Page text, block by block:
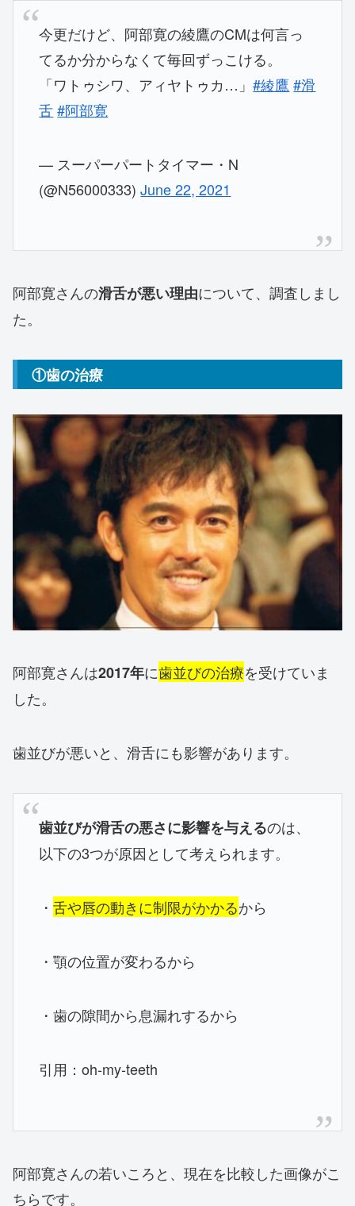
今更だけど、阿部寛の綾鷹のCMは何言っ
てるか分からなくて毎回ずっこける。
「ワトゥシワ、アィヤトゥカ…」#綾鷹 #滑
舌 #阿部寛
— スーパーパートタイマー・N
(@N56000333)June 22, 2021
阿部寛さんの滑舌が悪い理由について、調査しまし
た。
①歯の治療
阿部寛さんは2017年に歯並びの治療を受けていま
した。
歯並びが悪いと、滑舌にも影響があります。
歯並びが滑舌の悪さに影響を与えるのは、
以下の3つが原因として考えられます。
・舌や唇の動きに制限がかかるから
・顎の位置が変わるから
・歯の隙間から息漏れするから
引用：oh-my-teeth
阿部寛さんの若いころと、現在を比較した画像がこ
ちらです。